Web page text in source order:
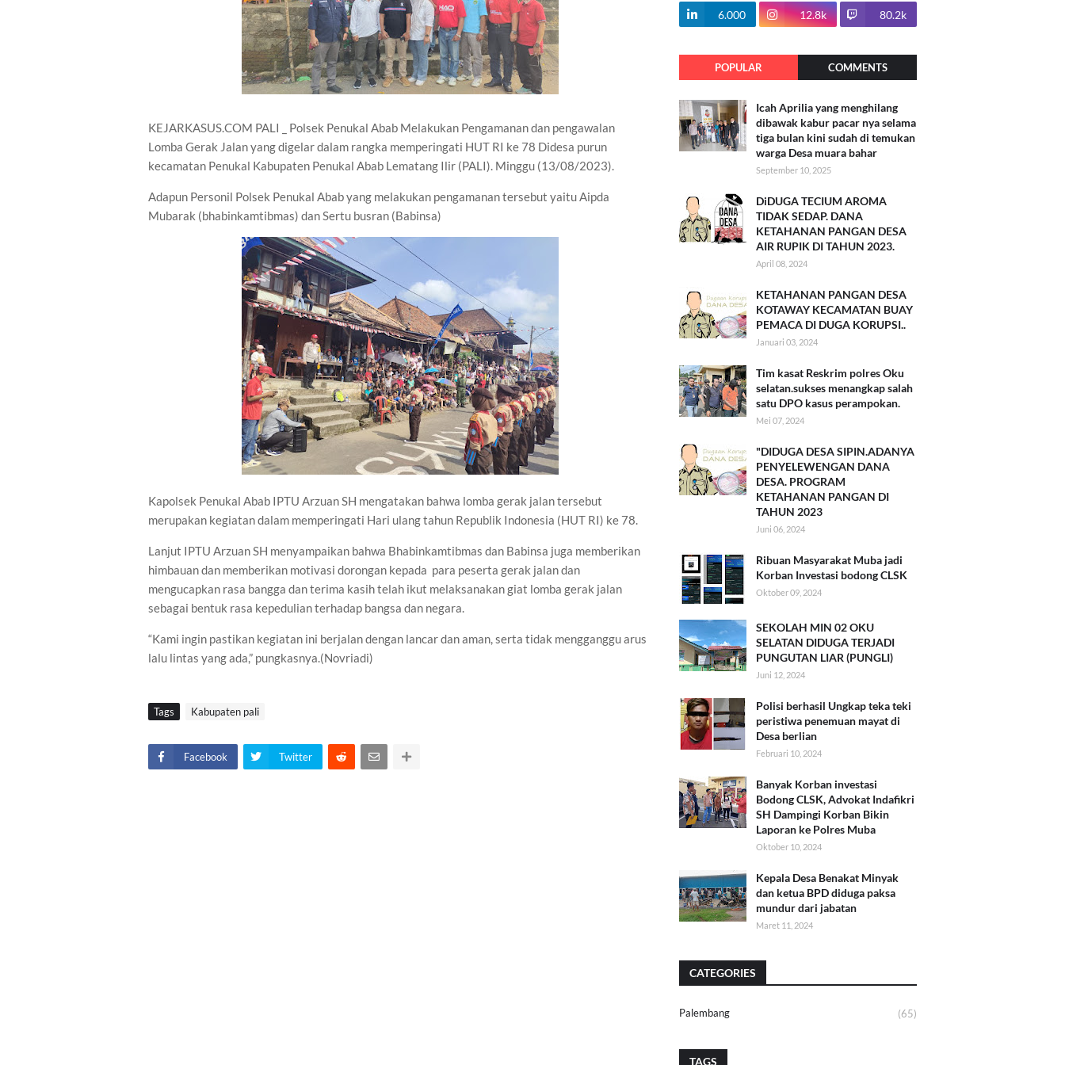
KEJARKASUS.COM PALI _ Polsek Penukal Abab Melakukan Pengamanan dan pengawalan
Lomba Gerak Jalan yang digelar dalam rangka memperingati HUT RI ke 78 Didesa purun
kecamatan Penukal Kabupaten Penukal Abab Lematang Ilir (PALI). Minggu (13/08/2023).
Adapun Personil Polsek Penukal Abab yang melakukan pengamanan tersebut yaitu Aipda
Mubarak (bhabinkamtibmas) dan Sertu busran (Babinsa)
Kapolsek Penukal Abab IPTU Arzuan SH mengatakan bahwa lomba gerak jalan tersebut
merupakan kegiatan dalam memperingati Hari ulang tahun Republik Indonesia (HUT RI) ke 78.
Lanjut IPTU Arzuan SH menyampaikan bahwa Bhabinkamtibmas dan Babinsa juga memberikan
himbauan dan memberikan motivasi dorongan kepada para peserta gerak jalan dan
mengucapkan rasa bangga dan terima kasih telah ikut melaksanakan giat lomba gerak jalan
sebagai bentuk rasa kepedulian terhadap bangsa dan negara.
“Kami ingin pastikan kegiatan ini berjalan dengan lancar dan aman, serta tidak mengganggu arus
lalu lintas yang ada,” pungkasnya.(Novriadi)
Tags Kabupaten pali
Facebook Twitter
100.7k
6.000 12.8k 80.2k
POPULAR COMMENTS
Icah Aprilia yang menghilang
dibawak kabur pacar nya selama
tiga bulan kini sudah di temukan
warga Desa muara bahar
September 10, 2025
DiDUGA TECIUM AROMA
TIDAK SEDAP. DANA
KETAHANAN PANGAN DESA
AIR RUPIK DI TAHUN 2023.
April 08, 2024
KETAHANAN PANGAN DESA
KOTAWAY KECAMATAN BUAY
PEMACA DI DUGA KORUPSI..
Januari 03, 2024
Tim kasat Reskrim polres Oku
selatan.sukses menangkap salah
satu DPO kasus perampokan.
Mei 07, 2024
"DIDUGA DESA SIPIN.ADANYA
PENYELEWENGAN DANA
DESA. PROGRAM
KETAHANAN PANGAN DI
TAHUN 2023
Juni 06, 2024
Ribuan Masyarakat Muba jadi
Korban Investasi bodong CLSK
Oktober 09, 2024
SEKOLAH MIN 02 OKU
SELATAN DIDUGA TERJADI
PUNGUTAN LIAR (PUNGLI)
Juni 12, 2024
Polisi berhasil Ungkap teka teki
peristiwa penemuan mayat di
Desa berlian
Februari 10, 2024
Banyak Korban investasi
Bodong CLSK, Advokat Indafikri
SH Dampingi Korban Bikin
Laporan ke Polres Muba
Oktober 10, 2024
Kepala Desa Benakat Minyak
dan ketua BPD diduga paksa
mundur dari jabatan
Maret 11, 2024
CATEGORIES
Palembang (65)
TAGS